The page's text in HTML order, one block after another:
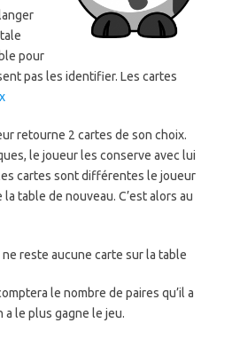
pour
pas les identifier. Les cartes
retourne 2 cartes de son choix.
le joueur les conserve avec lui
cartes sont différentes le joueur
table de nouveau. C’est alors au
ne reste aucune carte sur la table
le nombre de paires qu’il a
a le plus gagne le jeu.